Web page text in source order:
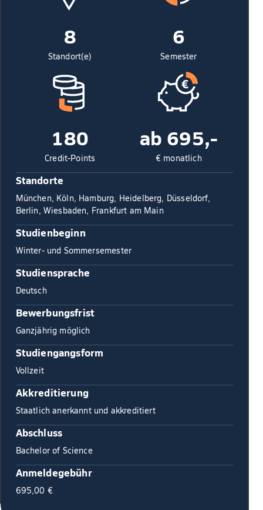
8
Standort(e)
6
Semester
180
Credit-Points
ab 695,-
€ monatlich
Standorte
München, Köln, Hamburg, Heidelberg, Düsseldorf,
Berlin, Wiesbaden, Frankfurt am Main
Studienbeginn
Winter- und Sommersemester
Studiensprache
Deutsch
Bewerbungsfrist
Ganzjährig möglich
Studiengangsform
Vollzeit
Akkreditierung
Staatlich anerkannt und akkreditiert
Abschluss
Bachelor of Science
Anmeldegebühr
695,00 €